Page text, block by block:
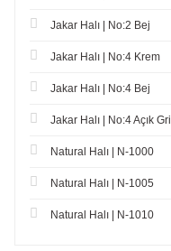
Jakar Halı | No:2 Bej
Jakar Halı | No:4 Krem
Jakar Halı | No:4 Bej
Jakar Halı | No:4 Açık Gri
Natural Halı | N-1000
Natural Halı | N-1005
Natural Halı | N-1010